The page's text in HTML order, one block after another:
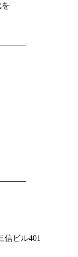
信ビル401